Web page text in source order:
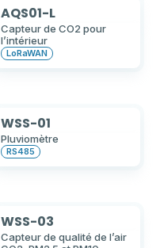
Capteur de CO2 pour
l’intérieur
LoRaWAN
AQS01-L
Pluviomètre
RS485
WSS-01
Capteur de qualité de l’air
WSS-03